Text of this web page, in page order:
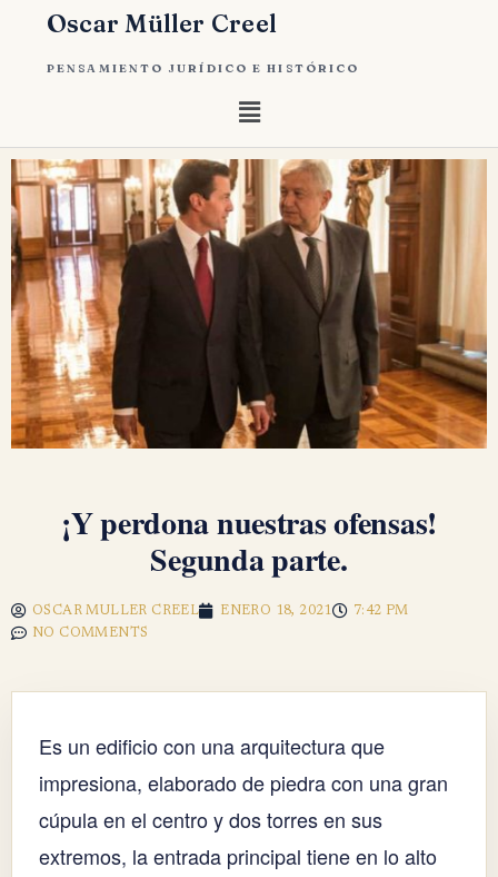
Oscar Müller Creel
PENSAMIENTO JURÍDICO E HISTÓRICO
¡Y perdona nuestras ofensas!
Segunda parte.
OSCAR MULLER CREEL ENERO 18, 2021
7:42 PM
NO COMMENTS
Es un edificio con una arquitectura que
impresiona, elaborado de piedra con una gran
cúpula en el centro y dos torres en sus
extremos, la entrada principal tiene en lo alto